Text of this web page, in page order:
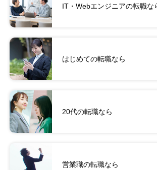
IT・Webエンジニアの転職な
はじめての転職なら
20代の転職なら
営業職の転職なら